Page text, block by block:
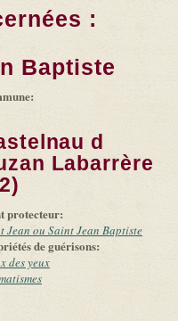
:
Baptiste
-
d
Labarrère
protecteur:
Jean ou Saint Jean Baptiste
de guérisons:
des yeux